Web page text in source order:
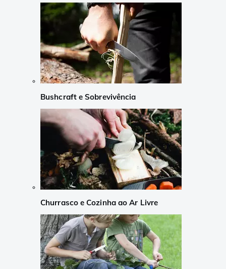
Bushcraft e Sobrevivência
Churrasco e Cozinha ao Ar Livre